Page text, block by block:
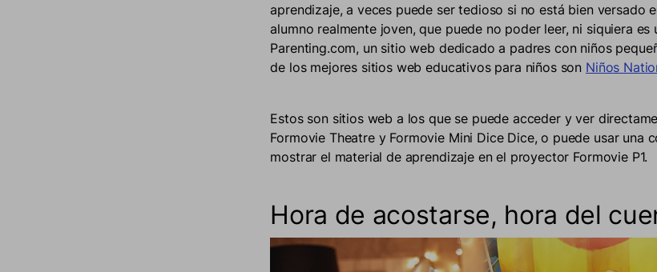
aprendizaje, a veces puede ser tedioso si no está bien versado
alumno realmente joven, que puede no poder leer, ni siquiera es
Parenting.com, un sitio web dedicado a padres con niños
de los mejores sitios web educativos para niños son Niños
Estos son sitios web a los que se puede acceder y ver
Formovie Theatre y Formovie Mini Dice Dice, o puede usar una
mostrar el material de aprendizaje en el proyector Formovie P1.
Hora de acostarse, hora del